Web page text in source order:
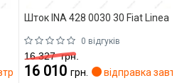
Шток INA 428 0030 30 Fiat Linea
0 відгуків
16 327грн.
16 010 грн. відправка